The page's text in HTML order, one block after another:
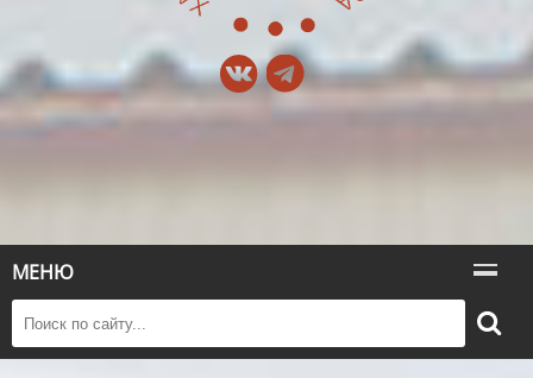
МЕНЮ